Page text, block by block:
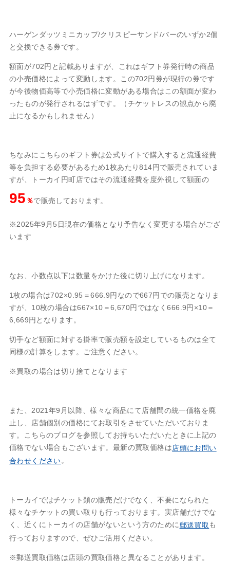
ハーゲンダッツミニカップ/クリスピーサンド/バーのいずか2個
と交換できる券です。
額面が702円と記載ありますが、これはギフト券発行時の商品
の小売価格によって変動します。この702円券が現行の券です
が今後物価高等で小売価格に変動がある場合はこの額面が変わ
ったものが発行されるはずです。（チケットレスの観点から廃
止になるかもしれません）
ちなみにこちらのギフト券は公式サイトで購入すると流通経費
等を負担する必要があるため1枚あたり814円で販売されていま
すが、トーカイ円町店ではその流通経費を度外視して額面の
95 ％で販売しております。
※2025年9月5日現在の価格となり予告なく変更する場合がござ
います
なお、小数点以下は数量をかけた後に切り上げになります。
1枚の場合は702×0.95＝666.9円なので667円での販売となりま
すが、10枚の場合は667×10＝6,670円ではなく666.9円×10＝
6,669円となります。
切手など額面に対する掛率で販売額を設定しているものは全て
同様の計算をします。ご注意ください。
※買取の場合は切り捨てとなります
また、2021年9月以降、様々な商品にて店舗間の統一価格を廃
止し、店舗個別の価格にてお取引をさせていただいておりま
す。こちらのブログを参照してお持ちいただいたときに上記の
価格でない場合もございます。最新の買取価格は店頭にお問い
合わせください。
トーカイではチケット類の販売だけでなく、不要になられた
様々なチケットの買い取りも行っております。実店舗だけでな
く、近くにトーカイの店舗がないという方のために郵送買取 も
行っておりますので、ぜひご活用ください。
※郵送買取価格は店頭の買取価格と異なることがあります。